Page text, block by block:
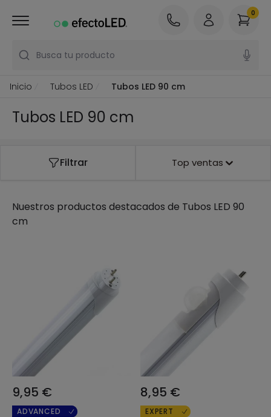
Busca tu producto
0
Inicio Tubos LED Tubos LED 90 cm
Tubos LED 90 cm
Filtrar Top ventas
Nuestros productos destacados de Tubos LED 90
cm
9,95 €
ADVANCED
8,95 €
EXPERT